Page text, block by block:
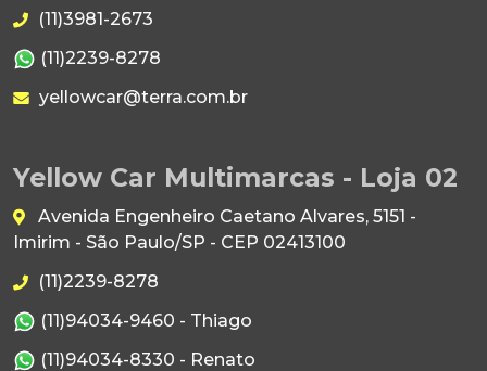
(11)3981-2673
(11)2239-8278
yellowcar@terra.com.br
Yellow Car Multimarcas - Loja 02
Avenida Engenheiro Caetano Alvares, 5151 -
Imirim - São Paulo/SP - CEP 02413100
(11)2239-8278
(11)94034-9460 - Thiago
(11)94034-8330 - Renato